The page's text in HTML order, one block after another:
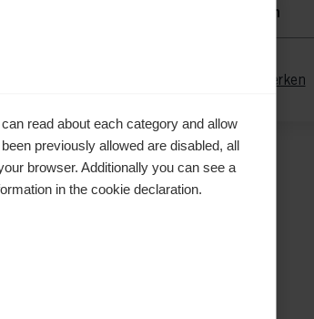
Benachrichtige mich
Merken
read about each category and allow
previously allowed are disabled, all
browser. Additionally you can see a
in the cookie declaration.